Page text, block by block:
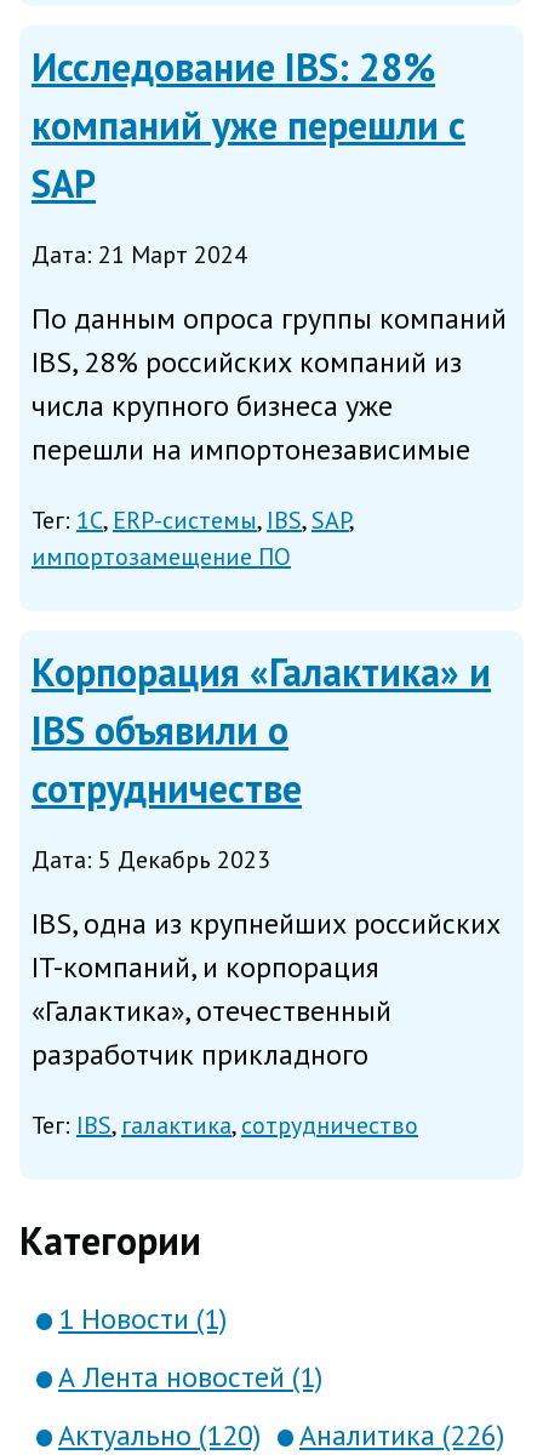
Исследование IBS: 28%
компаний уже перешли с
SAP
Дата: 21 Март 2024
По данным опроса группы компаний
IBS, 28% российских компаний из
числа крупного бизнеса уже
перешли на импортонезависимые
компаний начали процесс миграции,
а 33% планируют перейти на
ближайшие два...
Тег: 1С ERP-системы IBS SAP
импортозамещение ПО
Корпорация «Галактика» и
IBS объявили о
сотрудничестве
Дата: 5 Декабрь 2023
IBS, одна из крупнейших российских
IT-компаний, и корпорация
«Галактика», отечественный
разработчик прикладного
автоматизации производственной и
деятельности, заключили
соглашение о партнерстве, со...
Тег: IBS галактика сотрудничество
Категории
1 Новости (1)
А Лента новостей (1)
Актуально (120)
Аналитика (226)